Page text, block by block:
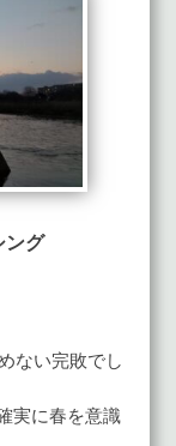
ング
ない完敗でし
実に春を意識